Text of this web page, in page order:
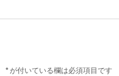
*が付いている欄は必須項目です